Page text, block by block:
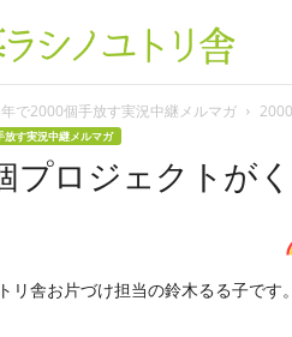
ノ
で2000個手放す実況中継メルマガ
放す実況中継メルマガ
プロジェクトが
リ舎お片づけ担当の鈴木るる子です。